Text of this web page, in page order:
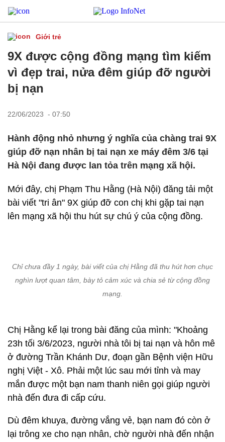
Giới trẻ
9X được cộng đồng mạng tìm kiếm
vì đẹp trai, nửa đêm giúp đỡ người
bị nạn
22/06/2023 - 07:50
Hành động nhỏ nhưng ý nghĩa của chàng trai 9X
giúp đỡ nạn nhân bị tai nạn xe máy đêm 3/6 tại
Hà Nội đang được lan tỏa trên mạng xã hội.
Mới đây, chị Phạm Thu Hằng (Hà Nội) đăng tải một
bài viết "tri ân" 9X giúp đỡ con chị khi gặp tai nạn
lên mạng xã hội thu hút sự chú ý của cộng đồng.
Chỉ chưa đầy 1 ngày, bài viết của chị Hằng đã thu hút hơn chục
nghìn lượt quan tâm, bày tỏ cảm xúc và chia sẻ từ cộng đồng
mạng.
Chị Hằng kể lại trong bài đăng của mình: "Khoảng
23h tối 3/6/2023, người nhà tôi bị tai nạn và hôn mê
ở đường Trần Khánh Dư, đoạn gần Bệnh viện Hữu
nghị Việt - Xô. Phải một lúc sau mới tỉnh và may
mắn được một bạn nam thanh niên gọi giúp người
nhà đến đưa đi cấp cứu.
Dù đêm khuya, đường vắng vẻ, bạn nam đó còn ở
lại trông xe cho nạn nhân, chờ người nhà đến nhận